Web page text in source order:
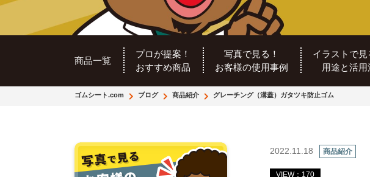
商品一覧
プロが提案！
おすすめ商品
写真で見る！
お客様の使用事例
イラストで見
用途と活用
ゴムシート.com ブログ 商品紹介 グレーチング（溝蓋）ガタツキ防止ゴム
2022.11.18 商品紹介
VIEW：170